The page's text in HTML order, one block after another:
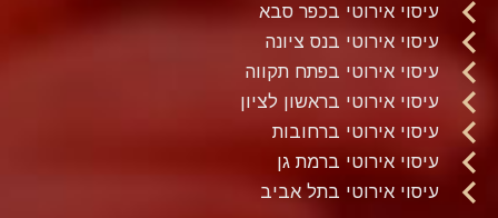
עיסוי אירוטי בכפר סבא
עיסוי אירוטי בנס ציונה
עיסוי אירוטי בפתח תקווה
עיסוי אירוטי בראשון לציון
עיסוי אירוטי ברחובות
עיסוי אירוטי ברמת גן
עיסוי אירוטי בתל אביב